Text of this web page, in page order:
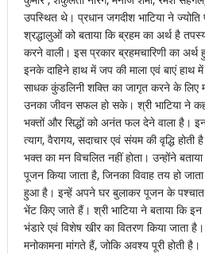
उपस्थित थे। प्रधान जगदीश भाटिया ने
श्रद्धालुओं को बताया कि ब्रहम का अर्थ है
करने वाली। इस प्रकार ब्रहमचारिणी का
इनके दाहिने हाथ में जप की माला एवं बाएं
साधक कुंडलिनी शक्ति का जागृत करने के लिए
उनका जीवन सफल हो सके। श्री भाटिया ने
भक्तों और सिद्धों को अनंत फल देने वाला है।
त्याग, वैरागय, सदाचार एवं संयम की वृद्धि
भक्त का मन विचलित नहीं होता। उन्होंने
पूजन किया जाता है, जिनका विवाह तय हो
हुआ है। इन्हें अपने घर बुलाकर पूजन के पश्चात
भेंट किए जाते हैं। श्री भाटिया ने बताया कि इन
भंडारे एवं विशेष खीर का वितरण किया जाता
मनोकामना मांगते हैं, जोकि अवश्य पूरी होती है।